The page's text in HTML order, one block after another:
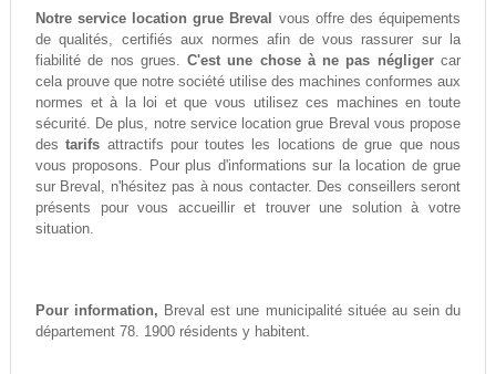
Notre service location grue Breval vous offre des équipements
de qualités, certifiés aux normes afin de vous rassurer sur la
fiabilité de nos grues.C'est une chose à ne pas négligercar
cela prouve que notre société utilise des machines conformes aux
normes et à la loi et que vous utilisez ces machines en toute
sécurité. De plus, notre service location grue Breval vous propose
destarifs attractifs pour toutes les locations de grue que nous
vous proposons. Pour plus d'informations sur la location de grue
sur Breval, n'hésitez pas à nous contacter. Des conseillers seront
présents pour vous accueillir et trouver une solution à votre
situation.
Pour information, Breval est une municipalité située au sein du
département 78. 1900 résidents y habitent.